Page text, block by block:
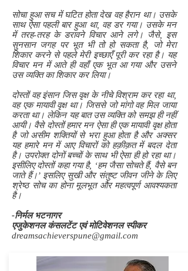
सोचा हुआ सच में घटित होता देख वह हैरान था। उसके
साथ ऐसा पहली बार हुआ था, वह डर गया। उसके मन
में तरह-तरह के डरावने विचार आने लगे। जैसे, इस
सुनसान जगह पर भूत भी तो हो सकता है, जो मेरा
शिकार करने से पहले मेरी इच्छाएँ पूरी कर रहा है। यह
विचार मन में आते ही वहाँ एक भूत आ गया और उसने
उस व्यक्ति का शिकार कर लिया।
दोस्तों वह इंसान जिस वृक्ष के नीचे विश्राम कर रहा था,
वह एक मायावी वृक्ष था। जिससे जो मांगो वह मिल जाया
करता था। लेकिन यह बात उस व्यक्ति को समझ ही नहीं
आयी। वैसे दोस्तों हमार मन ऐसा ही एक मायावी वृक्ष होता
है जो असीम शक्तियों से भरा हुआ होता है और अक्सर
यह हमारे मन में आए विचारों को हक़ीक़त में बदल देता
है। उपरोक्त दोनों बच्चों के साथ भी ऐसा ही हो रहा था।
इसीलिए दोस्तों कहा गया है, ‘हम जैसा सोचते हैं, वैसे बन
जाते हैं।’ इसलिए सुखी और संतुष्ट जीवन जीने के लिए
श्रेष्ठ सोच का होना मूलभूत और महत्वपूर्ण आवश्यकता
है।
-निर्मल भटनागर
एजुकेशनल कंसलटेंट एवं मोटिवेशनल स्पीकर
dreamsachieverspune@gmail.com